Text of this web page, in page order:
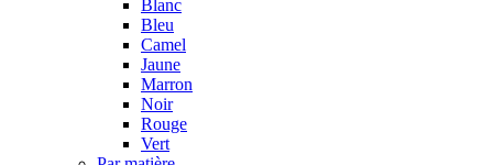
Blanc
Bleu
Camel
Jaune
Marron
Noir
Rouge
Vert